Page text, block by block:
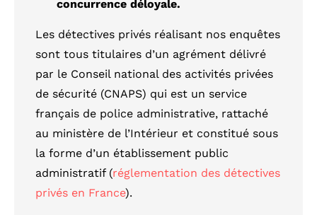
concurrence déloyale.
Les détectives privés réalisant nos enquêtes
sont tous titulaires d’un agrément délivré
par le Conseil national des activités privées
de sécurité (CNAPS) qui est un service
français de police administrative, rattaché
au ministère de l’Intérieur et constitué sous
la forme d’un établissement public
administratif (réglementation des détectives
privés en France).